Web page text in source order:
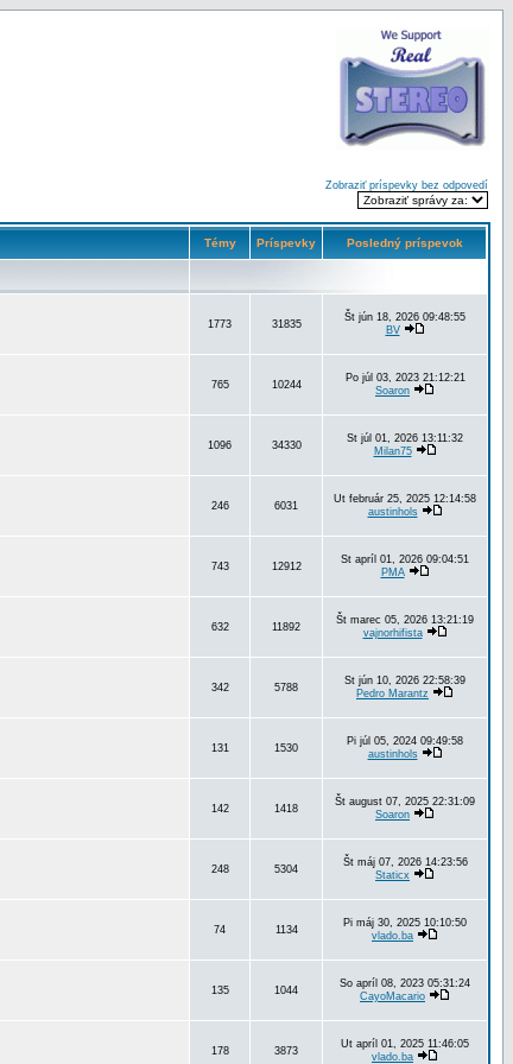
Zobraziť príspevky bez odpovedí
Témy Príspevky Posledný príspevok
1773 31835
Št jún 18, 2026 09:48:55
BV
765 10244
Po júl 03, 2023 21:12:21
Soaron
1096 34330
St júl 01, 2026 13:11:32
Milan75
246 6031
Ut február 25, 2025 12:14:58
austinhols
743 12912
St apríl 01, 2026 09:04:51
PMA
632 11892
Št marec 05, 2026 13:21:19
vajnorhifista
342 5788
St jún 10, 2026 22:58:39
Pedro Marantz
131 1530
Pi júl 05, 2024 09:49:58
austinhols
142 1418
Št august 07, 2025 22:31:09
Soaron
248 5304
Št máj 07, 2026 14:23:56
Staticx
74 1134
Pi máj 30, 2025 10:10:50
vlado.ba
135 1044
So apríl 08, 2023 05:31:24
CayoMacario
178 3873
Ut apríl 01, 2025 11:46:05
vlado.ba